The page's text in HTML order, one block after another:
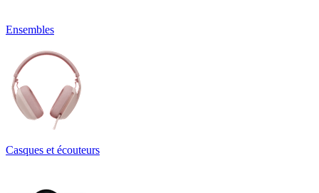
Ensembles
Casques et écouteurs